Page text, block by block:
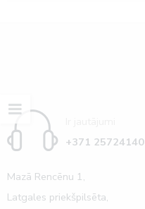
+371 25724140
Mazā Rencēnu 1,
Latgales priekšpilsēta,